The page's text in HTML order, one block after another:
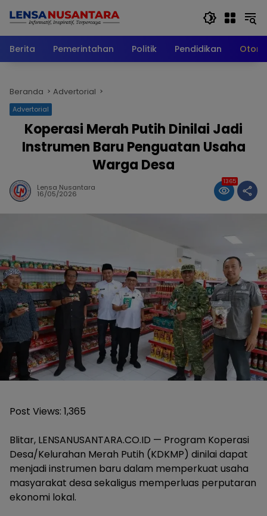
Berita
Pemerintahan Politik Pendidikan
Beranda Advertorial
Advertorial
Koperasi Merah Putih Dinilai Jadi
Instrumen Baru Penguatan Usaha
Warga Desa
Lensa Nusantara
16/05/2026
1365
Post Views: 1,365
Blitar, LENSANUSANTARA.CO.ID — Program Koperasi
Desa/Kelurahan Merah Putih (KDKMP) dinilai dapat
menjadi instrumen baru dalam memperkuat usaha
masyarakat desa sekaligus memperluas perputaran
ekonomi lokal.